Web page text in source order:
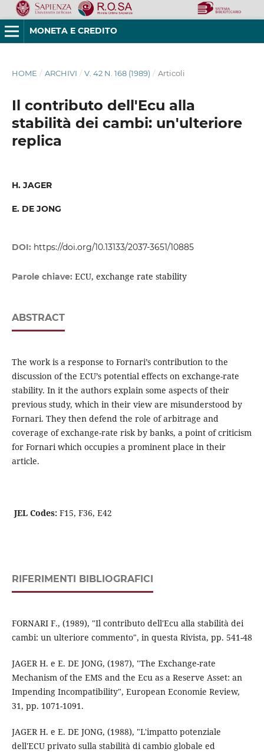
MONETA E CREDITO
HOME / ARCHIVI / V. 42 N. 168 (1989) / Articoli
Il contributo dell'Ecu alla
stabilità dei cambi: un'ulteriore
replica
H. JAGER
E. DE JONG
DOI: https://doi.org/10.13133/2037-3651/10885
Parole chiave: ECU, exchange rate stability
ABSTRACT
The work is a response to Fornari’s contribution to the
discussion of the ECU’s potential effects on exchange-rate
stability. In it the authors explain some aspects of their
previous study, which in their view are misunderstood by
Fornari. They then defend the role of arbitrage and
coverage of exchange-rate risk by banks, a point of criticism
for Fornari which occupies a prominent place in their
article.
JEL Codes:F15, F36, E42
RIFERIMENTI BIBLIOGRAFICI
FORNARI F., (1989), "Il contributo dell'Ecu alla stabilità dei
cambi: un ulteriore commento", in questa Rivista, pp. 541-48
JAGER H. e E. DE JONG, (1987), "The Exchange-rate
Mechanism of the EMS and the Ecu as a Reserve Asset: an
Impending Incompatibility", European Economie Review,
31, pp. 1071-1091.
JAGER H. e E. DE JONG, (1988), "L'impatto potenziale
dell'ECU privato sulla stabilità di cambio globale ed